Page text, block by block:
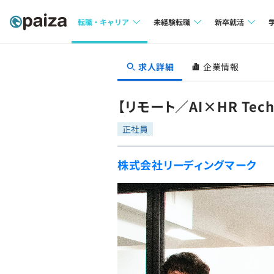
転職・キャリア
転職成功ガイド
転職エージェント
未経験転職
求人検索
転職成功ガイド
新卒就活
本選考
イベント・セ
インタビュー
就活成功ガイド
求人詳細 企業情報
【リモート／AI×HR
正社員
株式会社リーディングマーク